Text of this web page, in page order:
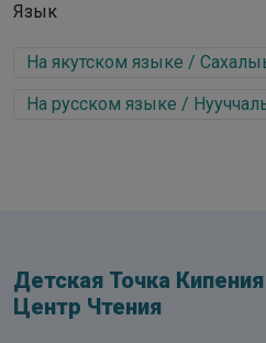
Язык
На якутском языке /
На русском языке /
Детская Точка Кипения
Центр Чтения